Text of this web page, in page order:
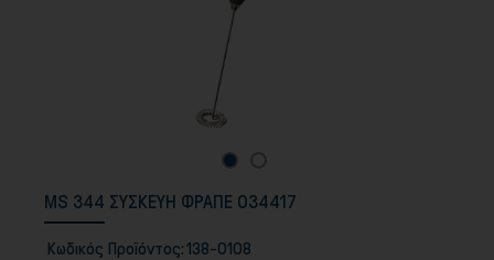
MS 344 ΣΥΣΚΕΥΗ ΦΡΑΠΕ 034417
Κωδικός Προϊόντος:138-0108